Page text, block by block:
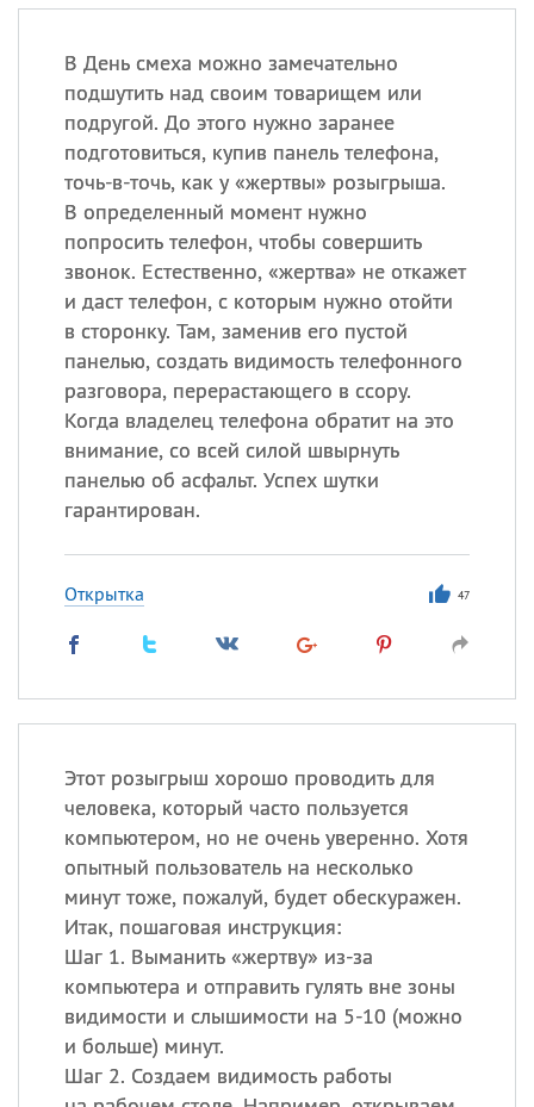
В День смеха можно замечательно
подшутить над своим товарищем или
подругой. До этого нужно заранее
подготовиться, купив панель телефона,
точь-в-точь, как у «жертвы» розыгрыша.
В определенный момент нужно
попросить телефон, чтобы совершить
звонок. Естественно, «жертва» не откажет
и даст телефон, с которым нужно отойти
в сторонку. Там, заменив его пустой
панелью, создать видимость телефонного
разговора, перерастающего в ссору.
Когда владелец телефона обратит на это
внимание, со всей силой швырнуть
панелью об асфальт. Успех шутки
гарантирован.
Открытка 47
Этот розыгрыш хорошо проводить для
человека, который часто пользуется
компьютером, но не очень уверенно. Хотя
опытный пользователь на несколько
минут тоже, пожалуй, будет обескуражен.
Итак, пошаговая инструкция:
Шаг 1. Выманить «жертву» из-за
компьютера и отправить гулять вне зоны
видимости и слышимости на 5-10 (можно
и больше) минут.
Шаг 2. Создаем видимость работы